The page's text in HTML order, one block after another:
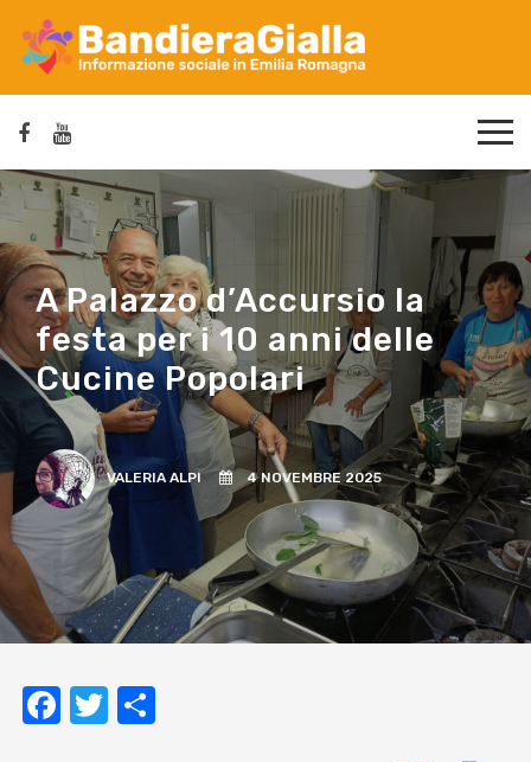
A Palazzo d’Accursio la
festa per i 10 anni delle
Cucine Popolari
VALERIA ALPI 4 NOVEMBRE 2025
Facebook
Twitter